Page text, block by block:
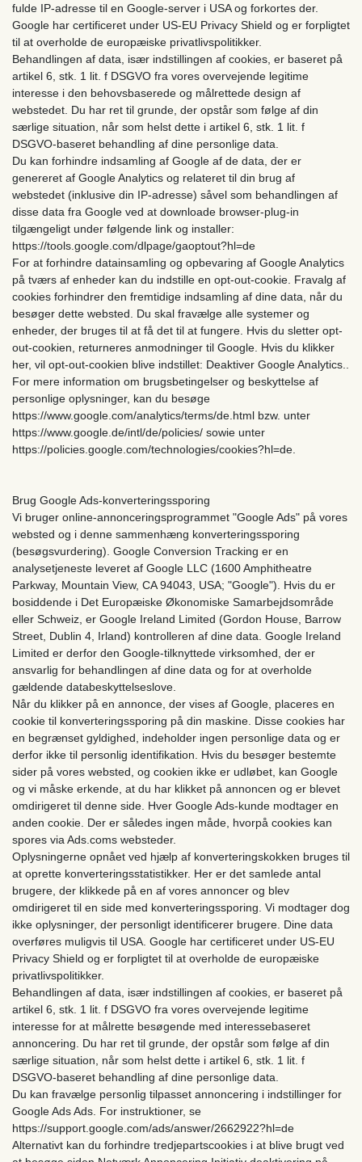
fulde IP-adresse til en Google-server i USA og forkortes der.
Google har certificeret under US-EU Privacy Shield og er forpligtet
til at overholde de europæiske privatlivspolitikker.
Behandlingen af ​​data, især indstillingen af ​​cookies, er baseret på
artikel 6, stk. 1 lit. f DSGVO fra vores overvejende legitime
interesse i den behovsbaserede og målrettede design af
webstedet. Du har ret til grunde, der opstår som følge af din
særlige situation, når som helst dette i artikel 6, stk. 1 lit. f
DSGVO-baseret behandling af dine personlige data.
Du kan forhindre indsamling af Google af de data, der er
genereret af Google Analytics og relateret til din brug af
webstedet (inklusive din IP-adresse) såvel som behandlingen af ​​
disse data fra Google ved at downloade browser-plug-in
tilgængeligt under følgende link og installer:
https://tools.google.com/dlpage/gaoptout?hl=de
For at forhindre datainsamling og opbevaring af Google Analytics
på tværs af enheder kan du indstille en opt-out-cookie. Fravalg af
cookies forhindrer den fremtidige indsamling af dine data, når du
besøger dette websted. Du skal fravælge alle systemer og
enheder, der bruges til at få det til at fungere. Hvis du sletter opt-
out-cookien, returneres anmodninger til Google. Hvis du klikker
her, vil opt-out-cookien blive indstillet: Deaktiver Google Analytics..
For mere information om brugsbetingelser og beskyttelse af
personlige oplysninger, kan du besøge
https://www.google.com/analytics/terms/de.html bzw. unter
https://www.google.de/intl/de/policies/ sowie unter
https://policies.google.com/technologies/cookies?hl=de.
Brug Google Ads-konverteringssporing
Vi bruger online-annonceringsprogrammet "Google Ads" på vores
websted og i denne sammenhæng konverteringssporing
(besøgsvurdering). Google Conversion Tracking er en
analysetjeneste leveret af Google LLC (1600 Amphitheatre
Parkway, Mountain View, CA 94043, USA; "Google"). Hvis du er
bosiddende i Det Europæiske Økonomiske Samarbejdsområde
eller Schweiz, er Google Ireland Limited (Gordon House, Barrow
Street, Dublin 4, Irland) kontrolleren af ​​dine data. Google Ireland
Limited er derfor den Google-tilknyttede virksomhed, der er
ansvarlig for behandlingen af ​​dine data og for at overholde
gældende databeskyttelseslove.
Når du klikker på en annonce, der vises af Google, placeres en
cookie til konverteringssporing på din maskine. Disse cookies har
en begrænset gyldighed, indeholder ingen personlige data og er
derfor ikke til personlig identifikation. Hvis du besøger bestemte
sider på vores websted, og cookien ikke er udløbet, kan Google
og vi måske erkende, at du har klikket på annoncen og er blevet
omdirigeret til denne side. Hver Google Ads-kunde modtager en
anden cookie. Der er således ingen måde, hvorpå cookies kan
spores via Ads.coms websteder.
Oplysningerne opnået ved hjælp af konverteringskokken bruges til
at oprette konverteringsstatistikker. Her er det samlede antal
brugere, der klikkede på en af ​​vores annoncer og blev
omdirigeret til en side med konverteringssporing. Vi modtager dog
ikke oplysninger, der personligt identificerer brugere. Dine data
overføres muligvis til USA. Google har certificeret under US-EU
Privacy Shield og er forpligtet til at overholde de europæiske
privatlivspolitikker.
Behandlingen af ​​data, især indstillingen af ​​cookies, er baseret på
artikel 6, stk. 1 lit. f DSGVO fra vores overvejende legitime
interesse for at målrette besøgende med interessebaseret
annoncering. Du har ret til grunde, der opstår som følge af din
særlige situation, når som helst dette i artikel 6, stk. 1 lit. f
DSGVO-baseret behandling af dine personlige data.
Du kan fravælge personlig tilpasset annoncering i indstillinger for
Google Ads Ads. For instruktioner, se
https://support.google.com/ads/answer/2662922?hl=de
Alternativt kan du forhindre tredjepartscookies i at blive brugt ved